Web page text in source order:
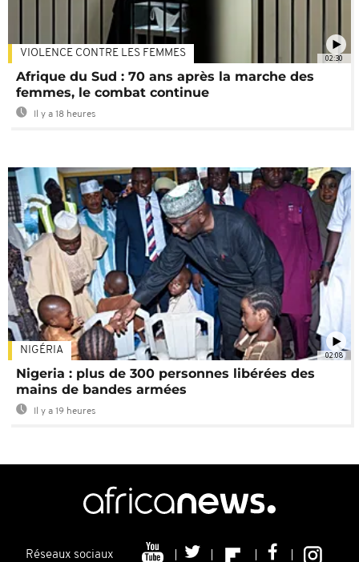
02:30
VIOLENCE CONTRE LES FEMMES
Afrique du Sud : 70 ans après la marche des
femmes, le combat continue
Il y a 18 heures
02:08
NIGÉRIA
Nigeria : plus de 300 personnes libérées des
mains de bandes armées
Il y a 19 heures
Réseaux sociaux